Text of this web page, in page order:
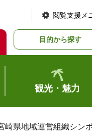
閲覧支援メ
目的から探す
観光・魅力
崎県地域運営組織シン